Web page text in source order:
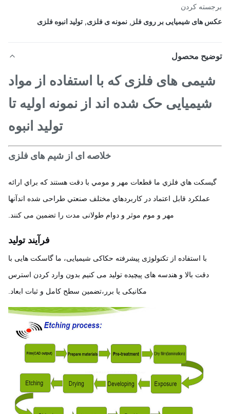
کردن
های شیمیایی بر روی فلز, نمونه ی فلزی ,تولید انبوه فلزی
محصول
های فلزی که با استفاده از مواد
شیمیایی حک شده اند از نمونه اولیه تا
تولید انبوه
خلاصه ای از شیم های فلزی
هاي فلزي ما قطعات مهر و مومي با دقت هستند که براي ارائه
عملکرد قابل اعتماد در کاربردهاي مختلف صنعتي طراحی شده اندآنها
مهر و موم موثر و دوام طولانی مدت را تضمین می کنند.
فرآیند تولید
با استفاده از تکنولوژی پیشرفته حکاکی شیمیایی، ما گاسکت هایی با
دقت بالا و هندسه های پیچیده تولید می کنیم بدون وارد کردن استرس
مکانیکی یا برر،تضمین سطح کامل و ثبات ابعاد.